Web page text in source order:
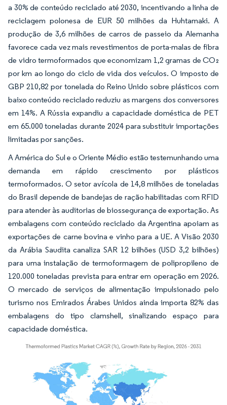
a 30% de conteúdo reciclado até 2030, incentivando a linha de
reciclagem polonesa de EUR 50 milhões da Huhtamaki. A
produção de 3,6 milhões de carros de passeio da Alemanha
favorece cada vez mais revestimentos de porta-malas de fibra
de vidro termoformados que economizam 1,2 gramas de CO₂
por km ao longo do ciclo de vida dos veículos. O imposto de
GBP 210,82 por tonelada do Reino Unido sobre plásticos com
baixo conteúdo reciclado reduziu as margens dos conversores
em 14%. A Rússia expandiu a capacidade doméstica de PET
em 65.000 toneladas durante 2024 para substituir importações
limitadas por sanções.
A América do Sul e o Oriente Médio estão testemunhando uma
demanda em rápido crescimento por plásticos
termoformados. O setor avícola de 14,8 milhões de toneladas
do Brasil depende de bandejas de ração habilitadas com RFID
para atender às auditorias de biossegurança de exportação. As
embalagens com conteúdo reciclado da Argentina apoiam as
exportações de carne bovina e vinho para a UE. A Visão 2030
da Arábia Saudita canaliza SAR 12 bilhões (USD 3,2 bilhões)
para uma instalação de termoformagem de polipropileno de
120.000 toneladas prevista para entrar em operação em 2026.
O mercado de serviços de alimentação impulsionado pelo
turismo nos Emirados Árabes Unidos ainda importa 82% das
embalagens do tipo clamshell, sinalizando espaço para
capacidade doméstica.